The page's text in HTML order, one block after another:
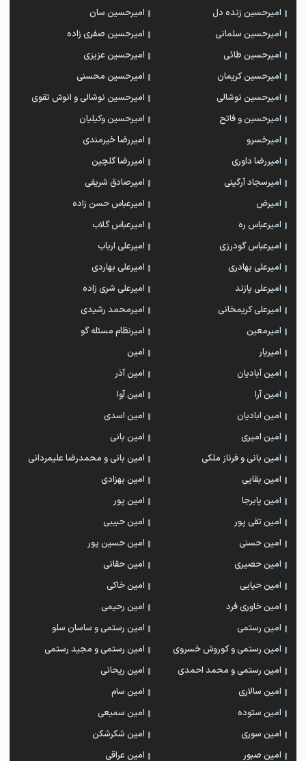
امیرحسین زنده دل
امیرحسین سان
امیرحسین سلمانی
امیرحسین صفری زاده
امیرحسین طائی
امیرحسین عزیزی
امیرحسین کریمان
امیرحسین محسنی
امیرحسین نوشالی
امیرحسین نوشالی و انوش تقوی
امیرحسین و فاتح
امیرحسین وکیلیان
امیرخسرو
امیررضا خیرمندی
امیررضا داوری
امیررضا گلچین
امیرسجاد آرگینی
امیرصادق شریفی
امیرض
امیرعباس حسن زاده
امیرعباس ره
امیرعباس گلاب
امیرعباس گودرزی
امیرعلی ارباب
امیرعلی بهادری
امیرعلی بهاردی
امیرعلی پازند
امیرعلی شری زاده
امیرعلی کریمخانی
امیرمحمد رشیدی
امیرمعین
امیرنظام مسئله گو
امیریار
امین
امین آبادیان
امین آذر
امین آرا
امین آوا
امین ابادیان
امین اسدی
امین امیری
امین بانی
امین بانی و فرناز ملکی
امین بانی و محمدرضا علیمردانی
امین بقایی
امین بهزادی
امین پابرجا
امین پور
امین تقی پور
امین حبیبی
امین حسنی
امین حسین پور
امین حصیری
امین حقانی
امین حیایی
امین خاکی
امین خاوری فرد
امین رحیمی
امین رستمی
امین رستمی و ساسان سلو
امین رستمی و کوروش خسروی
امین رستمی و مجید رستمی
امین رستمی و محمد احمدی
امین ریحانی
امین سالاری
امین سام
امین ستوده
امین سمیعی
امین سوری
امین شکرشکن
امین صبور
امین عراقی